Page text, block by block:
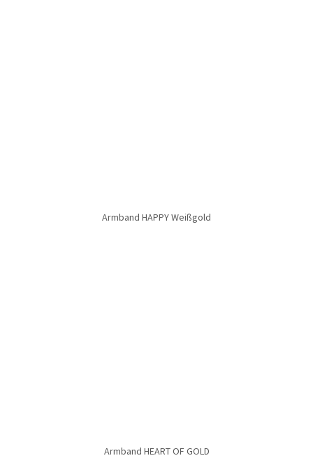
Armband LAMAR
Armband LAMAR